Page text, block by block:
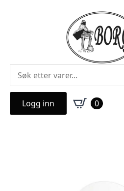
Logg inn 0